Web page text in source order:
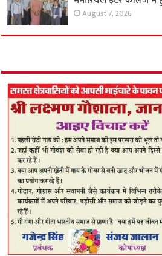
August 7, 2026